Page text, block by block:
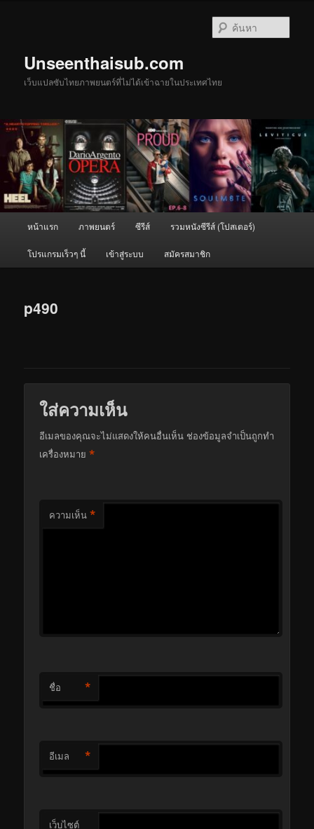
Unseenthaisub.com
เว็บแปลซับไทยภาพยนตร์ที่ไม่ได้เข้าฉายในประเทศไทย
หน้าแรก ภาพยนตร์ ซีรีส์ รวมหนังซีรีส์ (โปสเตอร์)
โปรแกรมเร็วๆ นี้ เข้าสู่ระบบ สมัครสมาชิก
p490
ใส่ความเห็น
อีเมลของคุณจะไม่แสดงให้คนอื่นเห็น ช่องข้อมูลจำเป็นถูกทำ
เครื่องหมาย*
ความเห็น *
ชื่อ *
อีเมล *
เว็บไซต์